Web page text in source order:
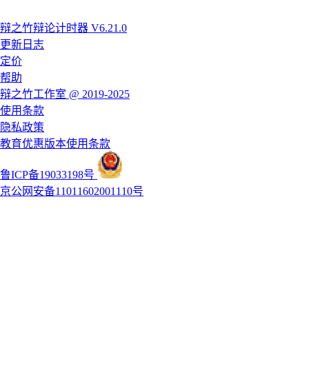
辩之竹辩论计时器 V6.21.0
更新日志
定价
帮助
辩之竹工作室 @ 2019-2025
使用条款
隐私政策
教育优惠版本使用条款
鲁ICP备19033198号
京公网安备11011602001110号